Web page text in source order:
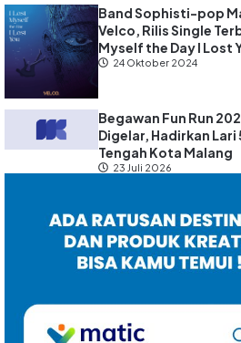
Band Sophisti-pop
Velco, Rilis Single
Myself the Day I Lost
24 Oktober 2024
Begawan Fun Run
Digelar, Hadirkan Lari
Tengah Kota Malang
23 Juli 2026